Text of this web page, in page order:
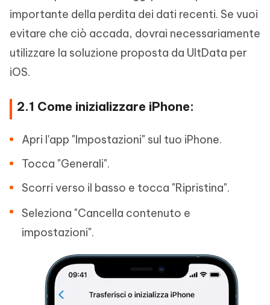
importante della perdita dei dati recenti. Se vuoi
evitare che ciò accada, dovrai necessariamente
utilizzare la soluzione proposta da UltData per
iOS.
2.1 Come inizializzare iPhone:
Apri l'app "Impostazioni" sul tuo iPhone.
Tocca "Generali".
Scorri verso il basso e tocca "Ripristina".
Seleziona "Cancella contenuto e
impostazioni".